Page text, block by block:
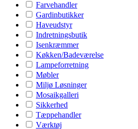
Farvehandler
Gardinbutikker
Haveudstyr
Indretningsbutik
Isenkræmmer
Køkken/Badeværelse
Lampeforretning
Møbler
Miljø Løsninger
Mosaikgalleri
Sikkerhed
Tæppehandler
Værktøj